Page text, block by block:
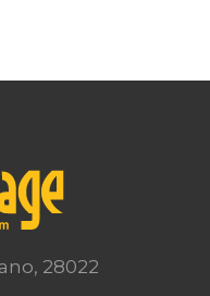
28022